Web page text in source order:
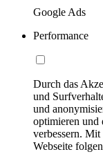
Google Ads
Performance
Durch das
und
und
optimieren und
verbessern.
Webseite